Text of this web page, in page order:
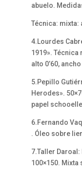
abuelo.
Técnica:
4.Lourdes
1919».
alto 0’60, ancho
5.Pepillo
Herodes».
papel
6.Fernando
. Óleo sobre
7.Taller Daroal:
100×150.